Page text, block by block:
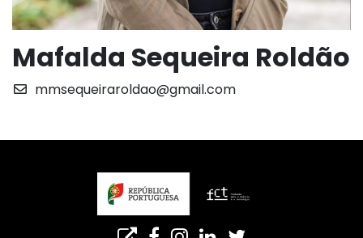
Mafalda Sequeira Roldão
mmsequeiraroldao@gmail.com